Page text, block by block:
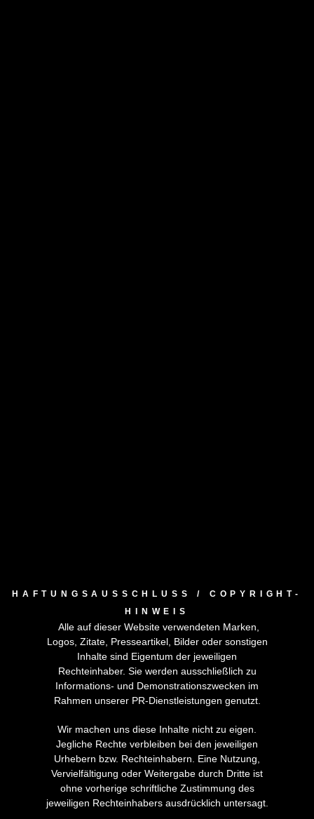
HAFTUNGSAUSSCHLUSS / COPYRIGHT-
HINWEIS
Alle auf dieser Website verwendeten Marken,
Logos, Zitate, Presseartikel, Bilder oder sonstigen
Inhalte sind Eigentum der jeweiligen
Rechteinhaber. Sie werden ausschließlich zu
Informations- und Demonstrationszwecken im
Rahmen unserer PR-Dienstleistungen genutzt.
Wir machen uns diese Inhalte nicht zu eigen.
Jegliche Rechte verbleiben bei den jeweiligen
Urhebern bzw. Rechteinhabern. Eine Nutzung,
Vervielfältigung oder Weitergabe durch Dritte ist
ohne vorherige schriftliche Zustimmung des
jeweiligen Rechteinhabers ausdrücklich untersagt.